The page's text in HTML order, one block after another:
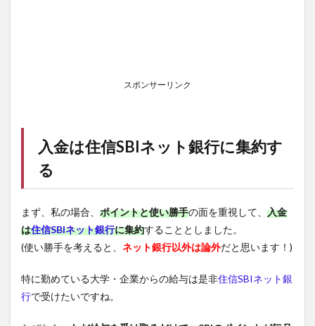
スポンサーリンク
入金は住信SBIネット銀行に集約す
る
まず、私の場合、 ポイントと使い勝手の面を重視して、 入金
は住信SBIネット銀行に集約することとしました。
(使い勝手を考えると、 ネット銀行以外は論外だと思います！)
特に勤めている大学・企業からの給与は是非住信SBIネット銀
行で受けたいですね。